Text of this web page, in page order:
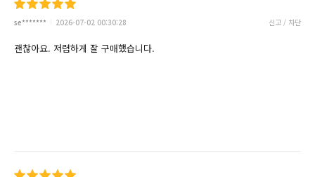
se******* 2026-07-02 00:30:28 신고 / 차단
괜찮아요. 저렴하게 잘 구매했습니다.